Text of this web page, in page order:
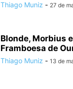
Thiago Muniz - 27 de
Blonde, Morbius
Framboesa de
Thiago Muniz - 13 de